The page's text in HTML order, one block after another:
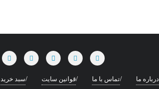
درباره ما تماس با ما قوانین سایت سبد خرید